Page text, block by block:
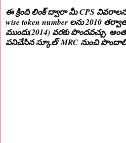
ఈ క్రింది లింక్ ద్వారా మీ CPS
wise token number లను 2010
ముందు(2014) వరకు పొందవచ్చు.
పనిచేసిన స్కూల్/ MRC నుంచి